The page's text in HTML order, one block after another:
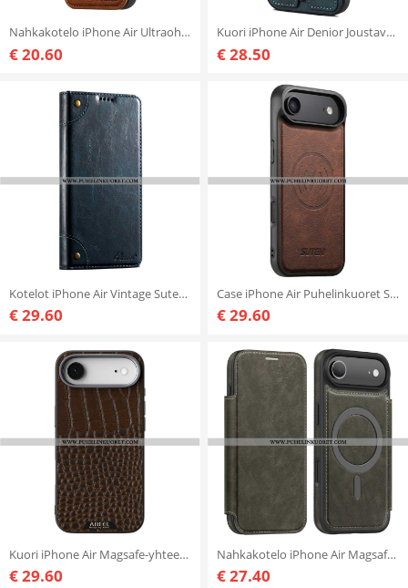
Nahkakotelo iPhone Air Ultraohut Magsafe Suteni
€ 20.60
Kuori iPhone Air Denior Joustava Korttikotelo
€ 28.50
Kotelot iPhone Air Vintage Suteni Suojakuori
€ 29.60
Case iPhone Air Puhelinkuoret Suteni Magsafe-yhteensopiva
€ 29.60
Kuori iPhone Air Magsafe-yhteensopiva Krokotiilikuvioinen Abeel Suojakuori
€ 29.60
Nahkakotelo iPhone Air Magsafe-yhteensopiva Rfid-korttikotelon Kanssa Suojakuori
€ 27.40